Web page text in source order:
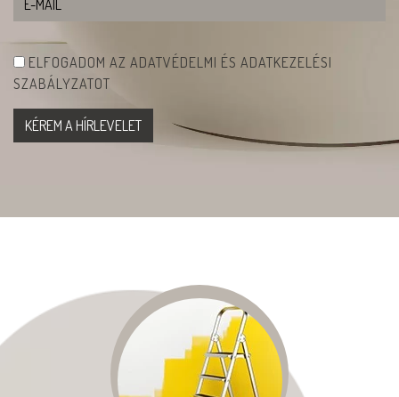
ELFOGADOM AZ ADATVÉDELMI ÉS ADATKEZELÉSI
SZABÁLYZATOT